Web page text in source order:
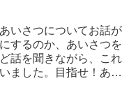
いさつについてお話が
するのか、あいさつを
話を聞きながら、これ
ました。目指せ！あか